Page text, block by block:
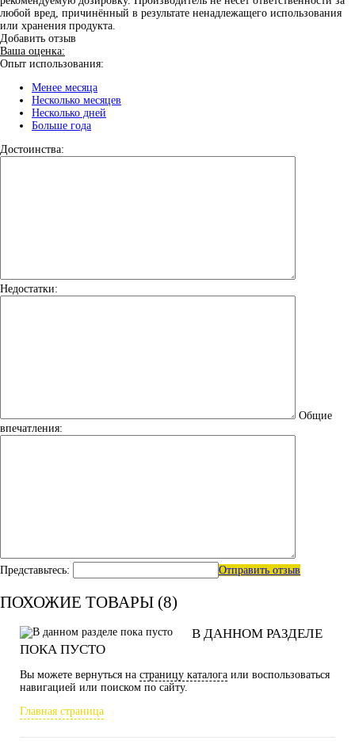
любой вред, причинённый в результате ненадлежащего использования
или хранения продукта.
Добавить отзыв
Ваша оценка:
Опыт использования:
Менее месяца
Несколько месяцев
Несколько дней
Больше года
Достоинства:
Недостатки:
Общие
впечатления:
Представьтесь: Отправить отзыв
ПОХОЖИЕ ТОВАРЫ (8)
В ДАННОМ РАЗДЕЛЕ
ПОКА ПУСТО
Вы можете вернуться на страницу каталога или воспользоваться
навигацией или поиском по сайту.
Главная страница